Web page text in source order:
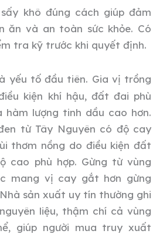
khô đúng cách giúp đảm
ăn và an toàn sức khỏe. Có
tra kỹ trước khi quyết định.
yếu tố đầu tiên. Gia vị trồng
kiện khí hậu, đất đai phù
hàm lượng tinh dầu cao hơn.
từ Tây Nguyên có độ cay
thơm nồng do điều kiện đất
cao phù hợp. Gừng từ vùng
mang vị cay gắt hơn gừng
sản xuất uy tín thường ghi
liệu, thậm chí cả vùng
giúp người mua truy xuất